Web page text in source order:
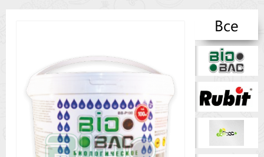
Доставка
Оптовикам
Все